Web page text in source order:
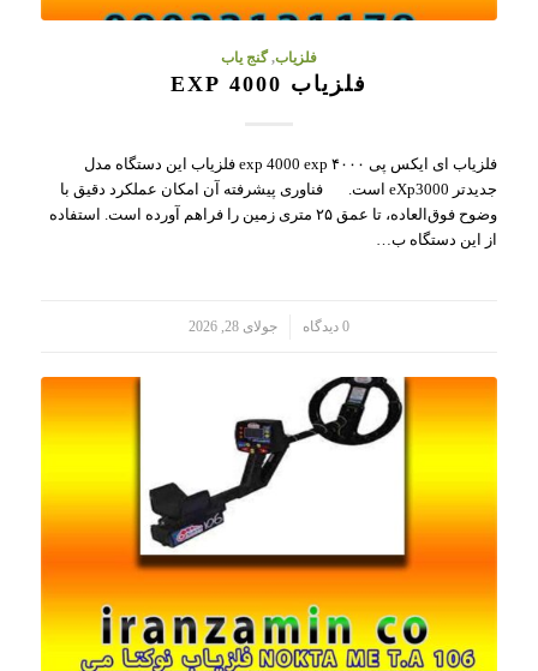
فلزیاب,گنج یاب
فلزیاب 4000 EXP
فلزیاب ای ایکس پی ۴۰۰۰ exp 4000 exp فلزیاب این دستگاه مدل
جدیدتر eXp3000 است. فناوری پیشرفته آن امکان عملکرد دقیق با
وضوح فوق‌العاده، تا عمق ۲۵ متری زمین را فراهم آورده است. استفاده
از این دستگاه ب…
0 دیدگاه جولای 28, 2026